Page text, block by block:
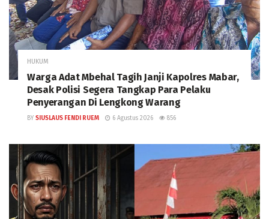
HUKUM
Warga Adat Mbehal Tagih Janji Kapolres Mabar,
Desak Polisi Segera Tangkap Para Pelaku
Penyerangan Di Lengkong Warang
BY SIUSLAUS FENDI RUEM 6 Agustus 2026 856